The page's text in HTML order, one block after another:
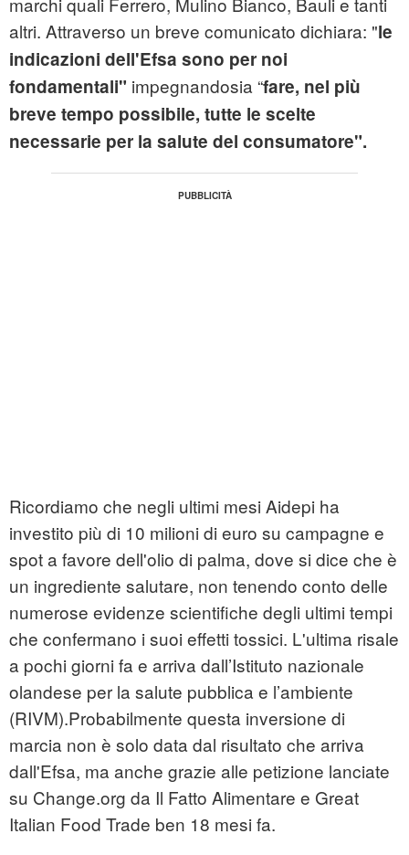
altri. Attraverso un breve comunicato dichiara: "le
indicazioni dell'Efsa sono per noi
fondamentali" impegnandosia “fare, nel più
breve tempo possibile, tutte le scelte
necessarie per la salute del consumatore".
Ricordiamo che negli ultimi mesi Aidepi ha
investito più di 10 milioni di euro su campagne e
spot a favore dell'olio di palma, dove si dice che è
un ingrediente salutare, non tenendo conto delle
numerose evidenze scientifiche degli ultimi tempi
che confermano i suoi effetti tossici. L'ultima risale
a pochi giorni fa e arriva dall’Istituto nazionale
olandese per la salute pubblica e l’ambiente
(RIVM).Probabilmente questa inversione di
marcia non è solo data dal risultato che arriva
dall'Efsa, ma anche grazie alle petizione lanciate
su Change.org da Il Fatto Alimentare e Great
Italian Food Trade ben 18 mesi fa.